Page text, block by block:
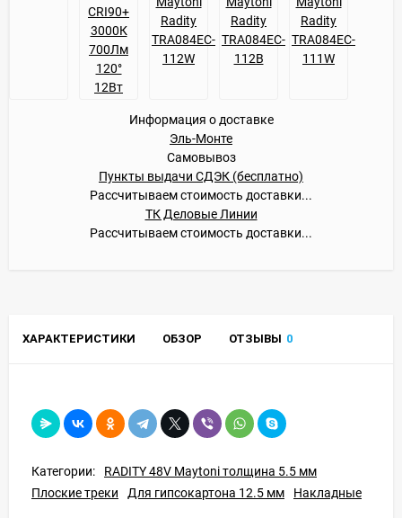
Информация о доставке
Эль-Монте
Самовывоз
Пункты выдачи СДЭК (бесплатно)
Рассчитываем стоимость доставки...
ТК Деловые Линии
Рассчитываем стоимость доставки...
ХАРАКТЕРИСТИКИ ОБЗОР ОТЗЫВЫ 0
Категории:
RADITY 48V Maytoni толщина 5.5 мм
Плоские треки
Для гипсокартона 12.5 мм Накладные